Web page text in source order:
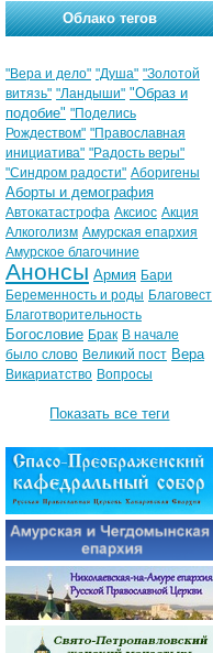
Облако тегов
"Вера и дело" "Душа" "Золотой
витязь" "Ландыши" "Образ и
подобие" "Поделись
Рождеством" "Православная
инициатива" "Радость веры"
"Синдром радости" Аборигены
Аборты и демография
Автокатастрофа Аксиос Акция
Алкоголизм Амурская епархия
Амурское благочиние
Анонсы Армия Бари
Беременность и роды Благовест
Благотворительность
Богословие Брак В начале
было слово Великий пост Вера
Викариатство Вопросы
Показать все теги